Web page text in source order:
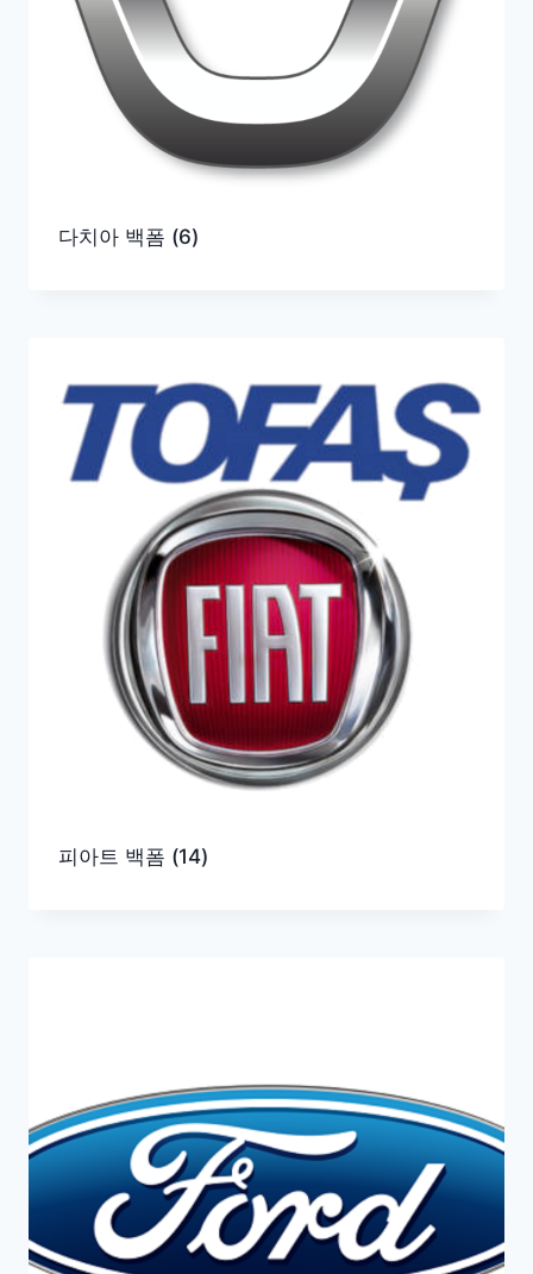
다치아 백폼 (6)
피아트 백폼 (14)